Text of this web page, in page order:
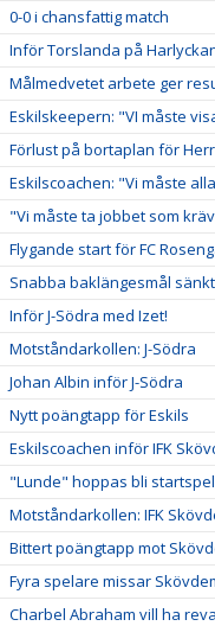
0-0 i chansfattig match
Inför Torslanda på
Målmedvetet arbete ger
Eskilskeepern: "VI måste
Förlust på bortaplan för
Eskilscoachen: "Vi måste
"Vi måste ta jobbet som
Flygande start för FC
Snabba baklängesmål
Inför J-Södra med Izet!
Motståndarkollen: J-Södra
Johan Albin inför J-Södra
Nytt poängtapp för Eskils
Eskilscoachen inför IFK
"Lunde" hoppas bli
Motståndarkollen: IFK
Bittert poängtapp mot
Fyra spelare missar
Charbel Abraham vill ha